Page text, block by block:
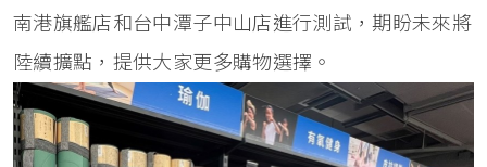
南港旗艦店和台中潭子中山店進行測試，期盼未來將
陸續擴點，提供大家更多購物選擇。